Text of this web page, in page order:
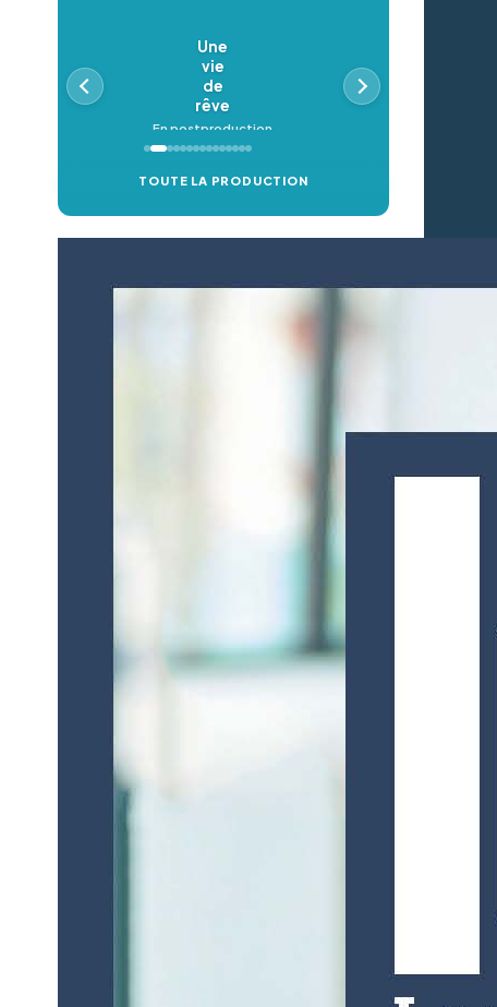
Une
vie
de
rêve
En postproduction
TOUTE LA PRODUCTION